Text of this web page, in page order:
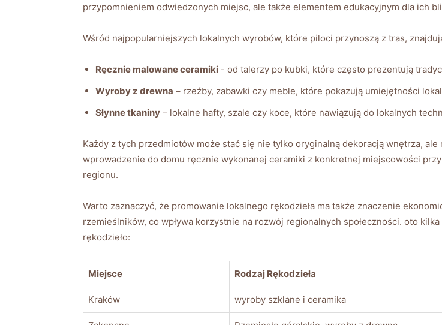
przypomnieniem odwiedzonych⁤ miejsc, ‌ale także elementem edukacyjnym dla ich
Wśród najpopularniejszych lokalnych wyrobów, które piloci przynoszą z tras,
Ręcznie ⁢malowane ceramiki -‌ od talerzy po⁤ kubki, które często prezentują
Wyroby z drewna – rzeźby, zabawki‍ czy meble, które ‌pokazują umiejętności
Słynne tkaniny – lokalne ​hafty,‍ szale⁤ czy koce, które nawiązują do lokalnych
Każdy z tych ‍przedmiotów ⁣może stać się nie tylko​ oryginalną ⁣dekoracją wnętrza,
wprowadzenie do domu‍ ręcznie wykonanej ceramiki z konkretnej⁣ miejscowości
regionu.
Warto zaznaczyć, że promowanie lokalnego rękodzieła ⁢ma także znaczenie⁣
‍rzemieślników, co wpływa⁣ korzystnie na rozwój‍ regionalnych społeczności. oto
rękodzieło:
Miejsce Rodzaj Rękodzieła
Kraków wyroby ⁤szklane i ceramika